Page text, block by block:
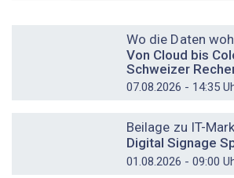
Wo die Daten
Von Cloud bis
Schweizer
07.08.2026 - 14:35
Beilage zu IT-
Digital Signage
01.08.2026 - 09:00